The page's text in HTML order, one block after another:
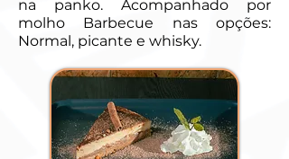
na panko. Acompanhado por
molho Barbecue nas opções:
Normal, picante e whisky.